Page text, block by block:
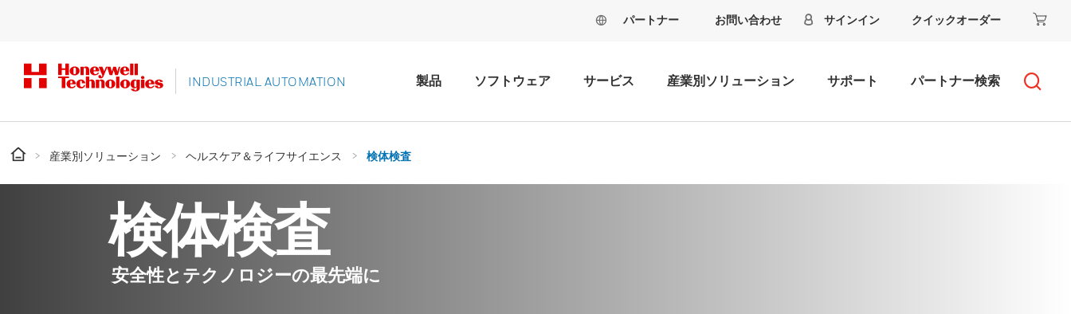
パートナー お問い合わせ サインイン クイックオーダー
INDUSTRIAL AUTOMATION 製品 ソフトウェア サービス 産業別ソリューション サポート パートナー検索
産業別ソリューション ヘルスケア＆ライフサイエンス 検体検査
検体検査
安全性とテクノロジーの最先端に